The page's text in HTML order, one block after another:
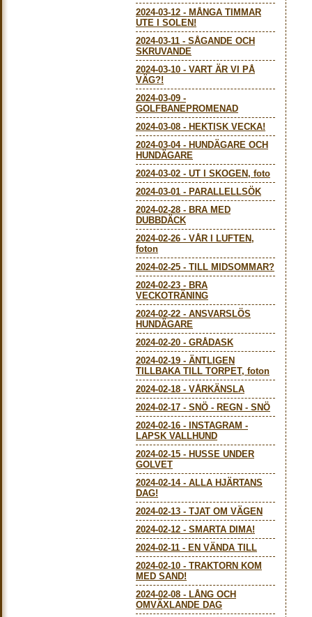
2024-03-12 - MÅNGA TIMMAR
UTE I SOLEN!
2024-03-11 - SÅGANDE OCH
SKRUVANDE
2024-03-10 - VART ÄR VI PÅ
VÄG?!
2024-03-09 -
GOLFBANEPROMENAD
2024-03-08 - HEKTISK VECKA!
2024-03-04- HUNDÄGARE OCH
HUNDÄGARE
2024-03-02 - UT I SKOGEN, foto
2024-03-01 - PARALLELLSÖK
2024-02-28 - BRA MED
DUBBDÄCK
2024-02-26 - VÅR I LUFTEN,
foton
2024-02-25 - TILL MIDSOMMAR?
2024-02-23 - BRA
VECKOTRÄNING
2024-02-22 - ANSVARSLÖS
HUNDÄGARE
2024-02-20 - GRÅDASK
2024-02-19 - ÄNTLIGEN
TILLBAKA TILL TORPET, foton
2024-02-18 - VÅRKÄNSLA
2024-02-17 - SNÖ - REGN - SNÖ
2024-02-16 -
INSTAGRAM -
LAPSK VALLHUND
2024-02-15 - HUSSE UNDER
GOLVET
2024-02-14- ALLA HJÄRTANS
DAG!
2024-02-13 - TJAT OM VÄGEN
2024-02-12 - SMARTA DIMA!
2024-02-11 - EN VÄNDA TILL
2024-02-10 - TRAKTORN KOM
MED SAND!
2024-02-08 - LÅNG OCH
OMVÄXLANDE DAG